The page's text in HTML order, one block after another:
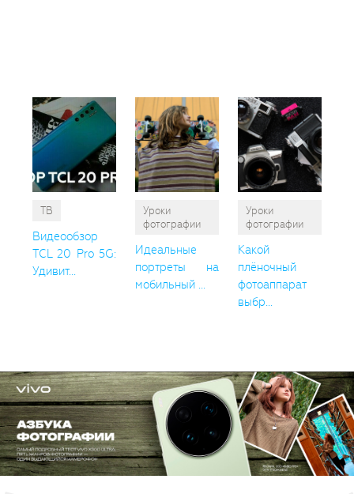
ТВ
Видеообзор
TCL 20 Pro 5G:
Удивит...
Уроки
фотографии
Идеальные
портреты на
мобильный ...
Уроки
фотографии
Какой
плёночный
фотоаппарат
выбр...